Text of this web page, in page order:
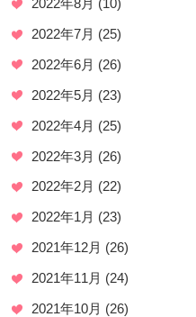
2022年8月 (10)
2022年7月 (25)
2022年6月 (26)
2022年5月 (23)
2022年4月 (25)
2022年3月 (26)
2022年2月 (22)
2022年1月 (23)
2021年12月 (26)
2021年11月 (24)
2021年10月 (26)